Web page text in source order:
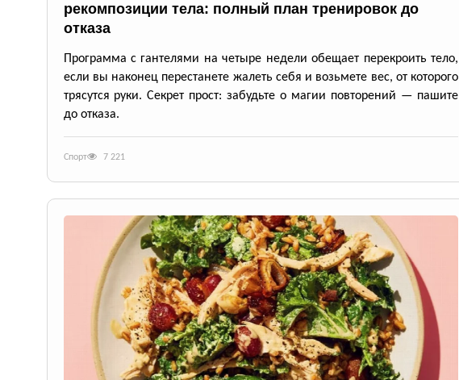
рекомпозиции тела: полный план тренировок до
отказа
Программа с гантелями на четыре недели обещает перекроить тело,
если вы наконец перестанете жалеть себя и возьмете вес, от которого
трясутся руки. Секрет прост: забудьте о магии повторений — пашите
до отказа.
Спорт 7 221